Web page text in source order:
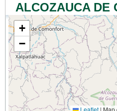
ALCOZAUCA DE
+
−